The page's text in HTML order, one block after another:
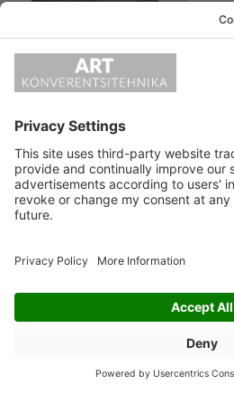
rein
LEAVE A REPLY
Vabandust, kommenteerimiseks pead
info@artko.ee